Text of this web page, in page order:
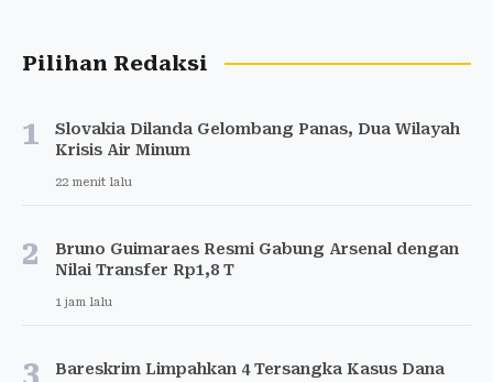
Pilihan Redaksi
1
Slovakia Dilanda Gelombang Panas, Dua Wilayah
Krisis Air Minum
22 menit lalu
2
Bruno Guimaraes Resmi Gabung Arsenal dengan
Nilai Transfer Rp1,8 T
1 jam lalu
3
Bareskrim Limpahkan 4 Tersangka Kasus Dana